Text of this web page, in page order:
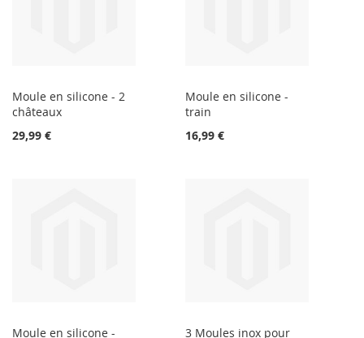
Moule en silicone - 2
châteaux
29,99 €
Moule en silicone -
train
16,99 €
Moule en silicone -
3 Moules inox pour